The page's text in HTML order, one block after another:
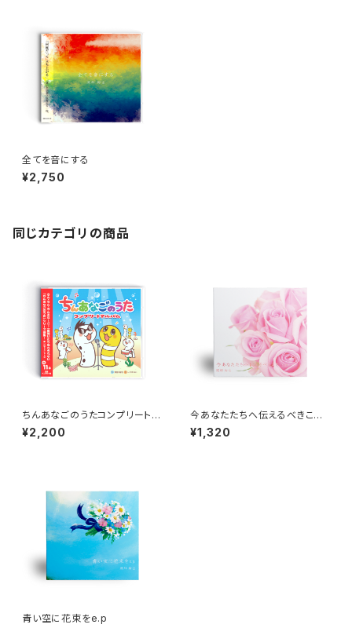
全てを音にする
¥2,750
同じカテゴリの商品
ちんあなごのうたコンプリートア
ルバム
¥2,200
今あなたたちへ伝えるべきこと
e.p.
¥1,320
青い空に花束をe.p